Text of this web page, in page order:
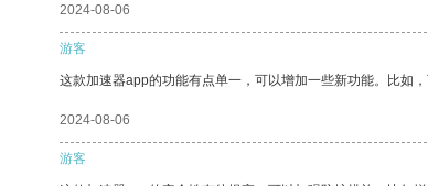
2024-08-06
游客
这款加速器app的功能有点单一，可以增加一些新功能。比如
2024-08-06
游客